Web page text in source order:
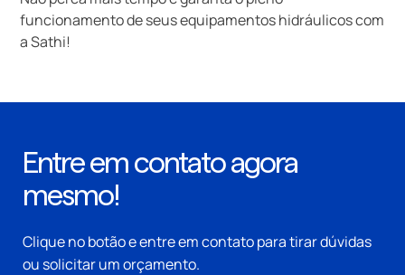
funcionamento de seus equipamentos hidráulicos com
a Sathi!
Entre em contato agora
mesmo!
Clique no botão e entre em contato para tirar dúvidas
ou solicitar um orçamento.